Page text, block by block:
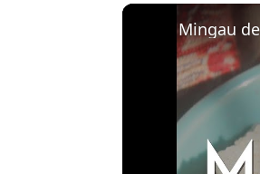
Mingau